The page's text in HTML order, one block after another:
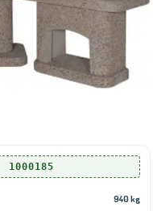
1000185
940 kg